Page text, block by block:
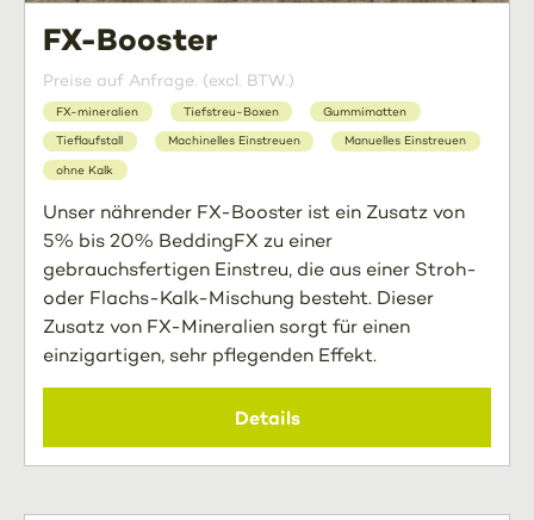
FX-Booster
Preise auf Anfrage. (excl. BTW.)
FX-mineralien Tiefstreu-Boxen Gummimatten
Tieflaufstall Machinelles Einstreuen Manuelles Einstreuen
ohne Kalk
Unser nährender FX-Booster ist ein Zusatz von
5% bis 20% BeddingFX zu einer
gebrauchsfertigen Einstreu, die aus einer Stroh-
oder Flachs-Kalk-Mischung besteht. Dieser
Zusatz von FX-Mineralien sorgt für einen
einzigartigen, sehr pflegenden Effekt.
Details